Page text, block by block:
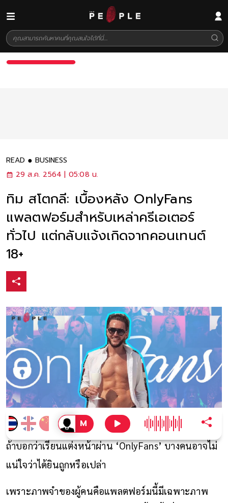
READ
BUSINESS
29 ส.ค. 2564 | 05:08 น.
ทิม สโตกลี: เบื้องหลัง OnlyFans
แพลตฟอร์มสำหรับเหล่าครีเอเตอร์
ทั่วไป แต่กลับแจ้งเกิดจากคอนเทนต์
18+
ถ้าบอกว่าเรียนแต่งหน้าผ่าน ‘OnlyFans’ บางคนอาจไม่
แน่ใจว่าได้ยินถูกหรือเปล่า
เพราะภาพจำของผู้คนคือแพลตฟอร์มนี้มีเฉพาะภาพ